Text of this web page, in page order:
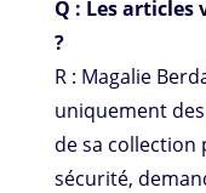
Q : Les
?
R : Magalie
uniquement
de sa collection
sécurité,